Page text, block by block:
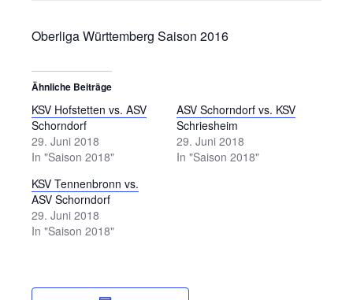
Oberliga Württemberg Saison 2016
Ähnliche Beiträge
KSV Hofstetten vs. ASV
Schorndorf
29. Juni 2018
In "Saison 2018"
ASV Schorndorf vs. KSV
Schriesheim
29. Juni 2018
In "Saison 2018"
KSV Tennenbronn vs.
ASV Schorndorf
29. Juni 2018
In "Saison 2018"